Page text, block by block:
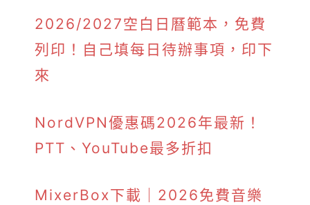
2026/2027空白日曆範本，免費
列印！自己填每日待辦事項，印下
來
NordVPN優惠碼2026年最新！
PTT、YouTube最多折扣
MixerBox下載｜2026免費音樂